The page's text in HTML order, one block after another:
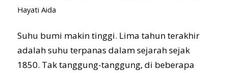
Hayati Aida
Suhu bumi makin tinggi. Lima tahun terakhir
adalah suhu terpanas dalam sejarah sejak
1850. Tak tanggung-tanggung, di beberapa